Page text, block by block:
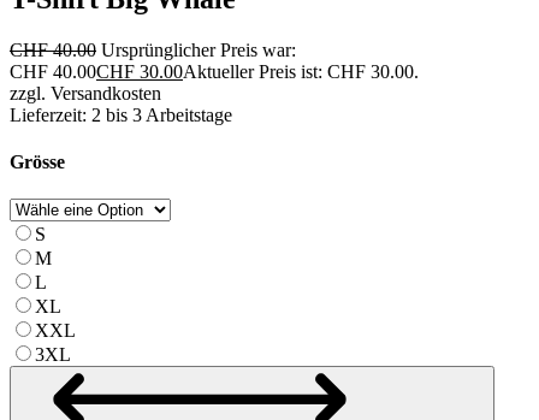
CHF40.00 Ursprünglicher Preis war:
CHF 40.00CHF 30.00Aktueller Preis ist: CHF 30.00.
zzgl. Versandkosten
Lieferzeit: 2 bis 3 Arbeitstage
Grösse
S
M
L
XL
XXL
3XL